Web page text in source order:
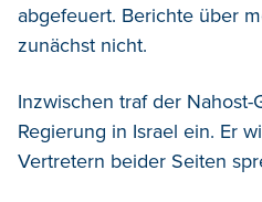
abgefeuert. Berichte über
zunächst nicht.
Inzwischen traf der Nahost-
Regierung in Israel ein. Er
Vertretern beider Seiten